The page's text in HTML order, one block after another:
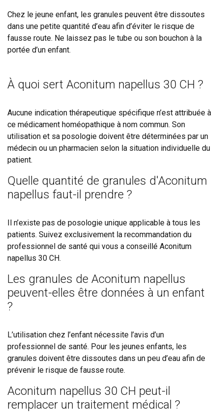
Chez le jeune enfant, les granules peuvent être dissoutes
dans une petite quantité d’eau afin d’éviter le risque de
fausse route. Ne laissez pas le tube ou son bouchon à la
portée d’un enfant.
À quoi sert Aconitum napellus 30 CH ?
Aucune indication thérapeutique spécifique n’est attribuée à
ce médicament homéopathique à nom commun. Son
utilisation et sa posologie doivent être déterminées par un
médecin ou un pharmacien selon la situation individuelle du
patient.
Quelle quantité de granules d'Aconitum
napellus faut-il prendre ?
Il n’existe pas de posologie unique applicable à tous les
patients. Suivez exclusivement la recommandation du
professionnel de santé qui vous a conseillé Aconitum
napellus 30 CH.
Les granules de Aconitum napellus
peuvent-elles être données à un enfant
?
L’utilisation chez l’enfant nécessite l’avis d’un
professionnel de santé. Pour les jeunes enfants, les
granules doivent être dissoutes dans un peu d’eau afin de
prévenir le risque de fausse route.
Aconitum napellus 30 CH peut-il
remplacer un traitement médical ?